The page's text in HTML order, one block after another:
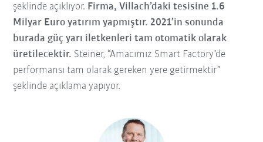
şeklinde açıklıyor. Firma, Villach’daki tesisine 1.6
Milyar Euro yatırım yapmıştır. 2021’in sonunda
burada güç yarı iletkenleri tam otomatik olarak
üretilecektir. Steiner, “Amacımız Smart Factory’de
performansı tam olarak gereken yere getirmektir”
şeklinde açıklama yapıyor.